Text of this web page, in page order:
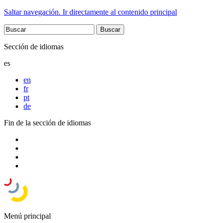
Saltar navegación. Ir directamente al contenido principal
Sección de idiomas
es
en
fr
pt
de
Fin de la sección de idiomas
Menú principal